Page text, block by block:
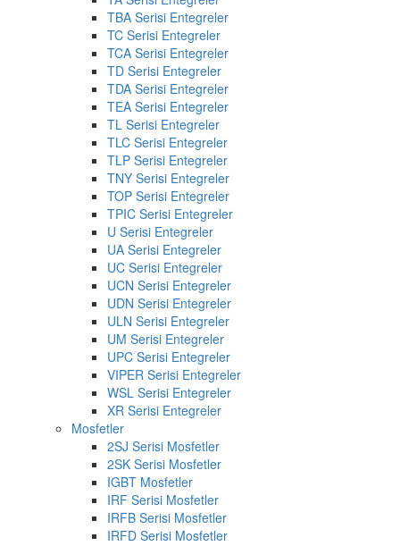
TBA Serisi Entegreler
TC Serisi Entegreler
TCA Serisi Entegreler
TD Serisi Entegreler
TDA Serisi Entegreler
TEA Serisi Entegreler
TL Serisi Entegreler
TLC Serisi Entegreler
TLP Serisi Entegreler
TNY Serisi Entegreler
TOP Serisi Entegreler
TPIC Serisi Entegreler
U Serisi Entegreler
UA Serisi Entegreler
UC Serisi Entegreler
UCN Serisi Entegreler
UDN Serisi Entegreler
ULN Serisi Entegreler
UM Serisi Entegreler
UPC Serisi Entegreler
VIPER Serisi Entegreler
WSL Serisi Entegreler
XR Serisi Entegreler
Mosfetler
2SJ Serisi Mosfetler
2SK Serisi Mosfetler
IGBT Mosfetler
IRF Serisi Mosfetler
IRFB Serisi Mosfetler
IRFD Serisi Mosfetler